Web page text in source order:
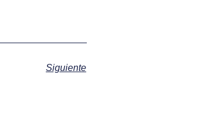
Siguiente